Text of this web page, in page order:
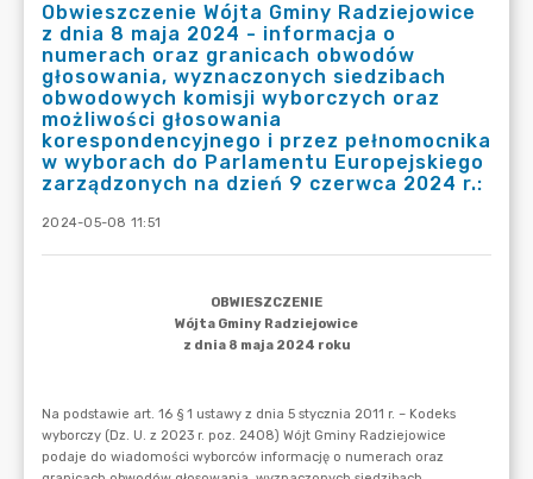
Obwieszczenie Wójta Gminy Radziejowice
z dnia 8 maja 2024 - informacja o
numerach oraz granicach obwodów
głosowania, wyznaczonych siedzibach
obwodowych komisji wyborczych oraz
możliwości głosowania
korespondencyjnego i przez pełnomocnika
w wyborach do Parlamentu Europejskiego
zarządzonych na dzień 9 czerwca 2024 r.:
2024-05-08 11:51